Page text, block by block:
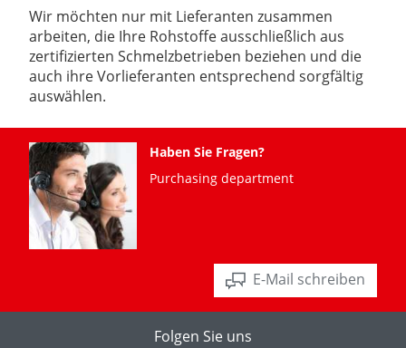
Wir möchten nur mit Lieferanten zusammen
arbeiten, die Ihre Rohstoffe ausschließlich aus
zertifizierten Schmelzbetrieben beziehen und die
auch ihre Vorlieferanten entsprechend sorgfältig
auswählen.
Haben Sie Fragen?
Purchasing department
E-Mail schreiben
Folgen Sie uns